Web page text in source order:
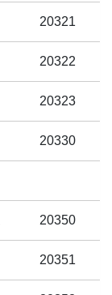
20321
20322
20323
20330
20350
20351